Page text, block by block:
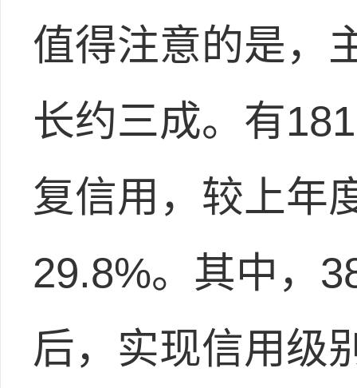
值得注意的是，
长约三成。有
复信用，较上年
29.8%。其中，
后，实现信用级